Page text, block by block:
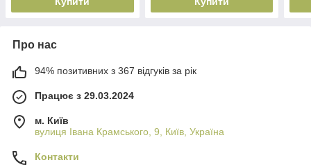
Про нас
94% позитивних з 367 відгуків за рік
Працює з 29.03.2024
м. Київ
вулиця Івана Крамського, 9, Київ, Україна
Контакти